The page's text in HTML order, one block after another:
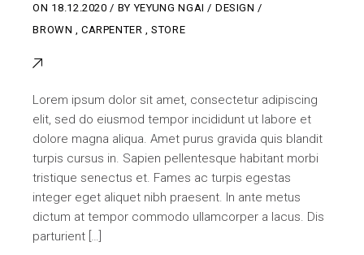
ON 18.12.2020 BYYEYUNG NGAI
DESIGN
BROWN , CARPENTER ,STORE
Lorem ipsum dolor sit amet, consectetur adipiscing
elit, sed do eiusmod tempor incididunt ut labore et
dolore magna aliqua. Amet purus gravida quis blandit
turpis cursus in. Sapien pellentesque habitant morbi
tristique senectus et. Fames ac turpis egestas
integer eget aliquet nibh praesent. In ante metus
dictum at tempor commodo ullamcorper a lacus. Dis
parturient […]